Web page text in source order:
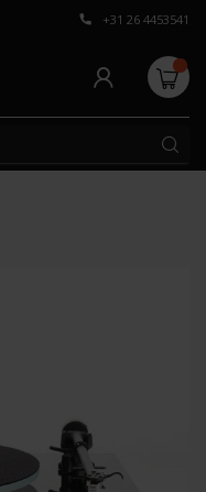
Persoonlijk
+31 26 4453541